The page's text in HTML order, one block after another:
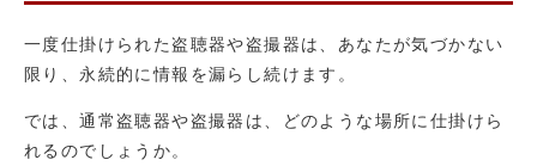
一度仕掛けられた盗聴器や盗撮器は、あなたが気づかない
限り、永続的に情報を漏らし続けます。
では、通常盗聴器や盗撮器は、どのような場所に仕掛けら
れるのでしょうか。